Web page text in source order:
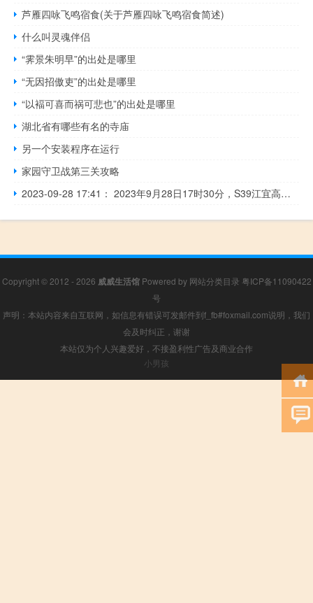
芦雁四咏飞鸣宿食(关于芦雁四咏飞鸣宿食简述)
什么叫灵魂伴侣
“霁景朱明早”的出处是哪里
“无因招傲吏”的出处是哪里
“以褔可喜而祸可悲也”的出处是哪里
湖北省有哪些有名的寺庙
另一个安装程序在运行
家园守卫战第三关攻略
2023-09-28 17:41： 2023年9月28日17时30分，S39江宜高速常州段由于车流量大，由宜兴往江都方向84K至76K过邹区收费站1公里附近现场车多缓行。2023年9月28日17时32分，G25长深高速淮安段由杭州往连云港方向1766K高沟收费站附近发生1起事故，现场暂不影响通行，事故正在处理中。 ​​​
Copyright © 2012 - 2026 威威生活馆Powered by 网站分类目录 粤ICP备11090422
号
声明：本站内容来自互联网，如信息有错误可发邮件到f_fb#foxmail.com说明，我们
会及时纠正，谢谢
本站仅为个人兴趣爱好，不接盈利性广告及商业合作
小男孩